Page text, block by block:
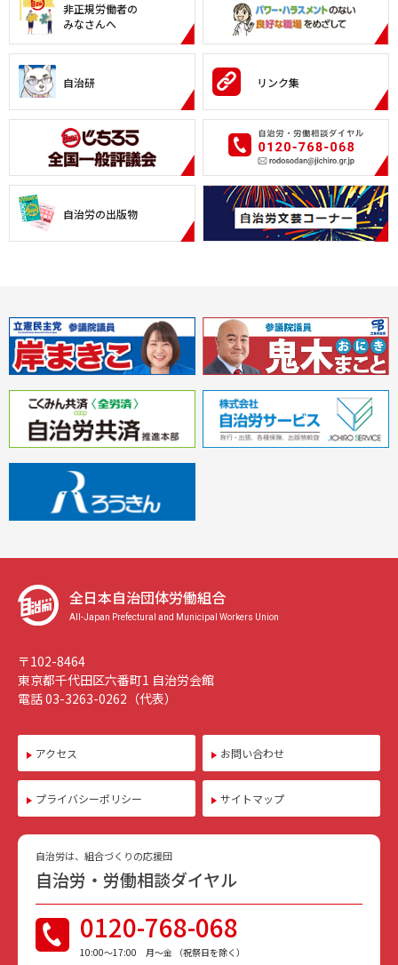
非正規労働者の
みなさんへ
自治研 リンク集
自治労の出版物
全日本自治団体労働組合
All-Japan Prefectural and Municipal Workers Union
〒102-8464
東京都千代田区六番町1 自治労会館
電話 03-3263-0262（代表）
アクセス お問い合わせ
プライバシーポリシー サイトマップ
自治労は、組合づくりの応援団
自治労・労働相談ダイヤル
0120-768-068
10:00〜17:00 月〜金 （祝祭日を除く）